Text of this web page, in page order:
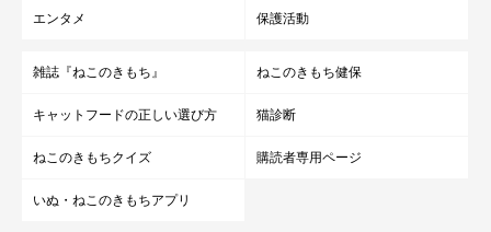
エンタメ 保護活動
雑誌『ねこのきもち』 ねこのきもち健保
キャットフードの正しい選び方 猫診断
ねこのきもちクイズ 購読者専用ページ
いぬ・ねこのきもちアプリ